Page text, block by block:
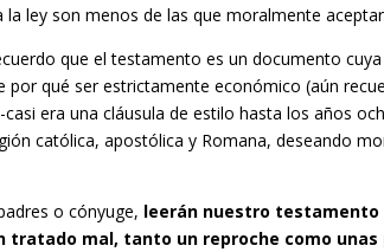
ley son menos de las que moralmente
que el testamento es un documento
qué ser estrictamente económico (aún
era una cláusula de estilo hasta los años
católica, apostólica y Romana, deseando
o cónyuge, leerán nuestro testamento
tratado mal, tanto un reproche como